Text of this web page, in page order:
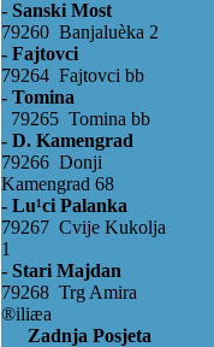
- Sanski Most
79260 Banjaluèka 2
- Fajtovci
79264 Fajtovci bb
- Tomina
79265 Tomina bb
- D. Kamengrad
79266 Donji
Kamengrad 68
- Lu¹ci Palanka
79267 Cvije Kukolja
1
- Stari Majdan
79268 Trg Amira
®iliæa
Zadnja Posjeta